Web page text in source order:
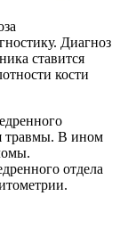
Диагноз
ставится
кости
травмы. В ином
отдела